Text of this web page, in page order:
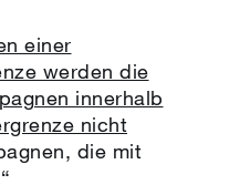
einer
werden die
innerhalb
nicht
die mit